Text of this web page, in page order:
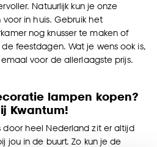
Natuurlijk kun je onze
in huis. Gebruik het
nog knusser te maken of
feestdagen. Wat je wens ook is,
voor de allerlaagste prijs.
lampen kopen?
Kwantum!
door heel Nederland zit er altijd
jou in de buurt. Zo kun je de